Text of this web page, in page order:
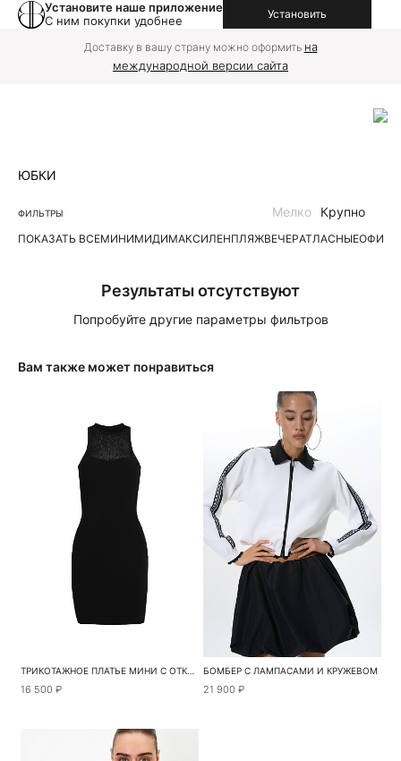
Установите наше приложение
С ним покупки удобнее
Установить
Доставку в вашу страну можно оформить на
международной версии сайта
ЮБКИ
ФИЛЬТРЫ
ПОКАЗАТЬ ВСЕМИНИМИДИМАКСИЛЕНПЛЯЖВЕЧЕРАТЛАСНЫЕОФИС
Мелко Крупно
Результаты отсутствуют
Попробуйте другие параметры фильтров
Вам также может понравиться
ТРИКОТАЖНОЕ ПЛАТЬЕ МИНИ С ОТКРЫТЫМИ ПЛЕЧАМИ
16 500 ₽
БОМБЕР С ЛАМПАСАМИ И КРУЖЕВОМ
21 900 ₽